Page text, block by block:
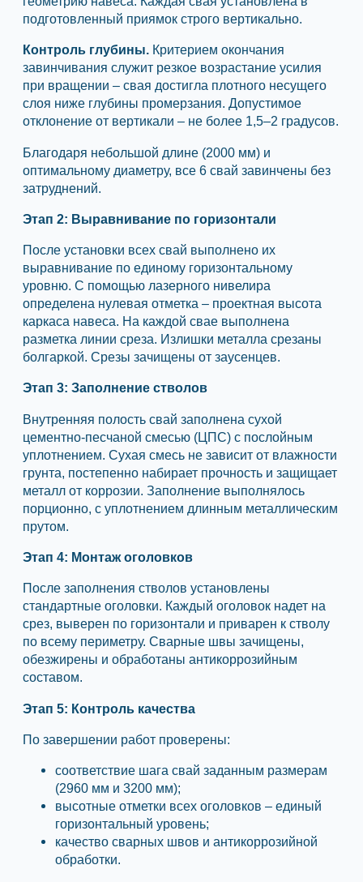
подготовленный приямок строго вертикально.
Контроль глубины. Критерием окончания
завинчивания служит резкое возрастание усилия
при вращении – свая достигла плотного несущего
слоя ниже глубины промерзания. Допустимое
отклонение от вертикали – не более 1,5–2 градусов.
Благодаря небольшой длине (2000 мм) и
оптимальному диаметру, все 6 свай завинчены без
затруднений.
Этап 2: Выравнивание по горизонтали
После установки всех свай выполнено их
выравнивание по единому горизонтальному
уровню. С помощью лазерного нивелира
определена нулевая отметка – проектная высота
каркаса навеса. На каждой свае выполнена
разметка линии среза. Излишки металла срезаны
болгаркой. Срезы зачищены от заусенцев.
Этап 3: Заполнение стволов
Внутренняя полость свай заполнена сухой
цементно-песчаной смесью (ЦПС) с послойным
уплотнением. Сухая смесь не зависит от влажности
грунта, постепенно набирает прочность и защищает
металл от коррозии. Заполнение выполнялось
порционно, с уплотнением длинным металлическим
прутом.
Этап 4: Монтаж оголовков
После заполнения стволов установлены
стандартные оголовки. Каждый оголовок надет на
срез, выверен по горизонтали и приварен к стволу
по всему периметру. Сварные швы зачищены,
обезжирены и обработаны антикоррозийным
составом.
Этап 5: Контроль качества
По завершении работ проверены:
соответствие шага свай заданным размерам
(2960 мм и 3200 мм);
высотные отметки всех оголовков – единый
горизонтальный уровень;
качество сварных швов и антикоррозийной
обработки.